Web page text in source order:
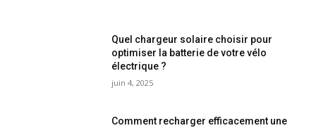
Quel chargeur solaire choisir pour
optimiser la batterie de votre vélo
électrique ?
juin 4, 2025
Comment recharger efficacement une